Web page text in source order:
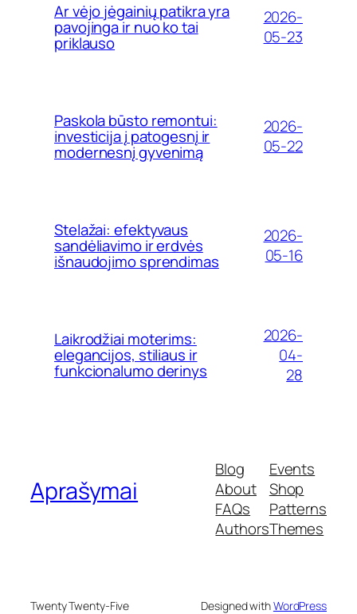
Ar vėjo jėgainių patikra yra
pavojinga ir nuo ko tai
priklauso
2026-
05-23
Paskola būsto remontui:
investicija į patogesnį ir
modernesnį gyvenimą
2026-
05-22
Stelažai: efektyvaus
sandėliavimo ir erdvės
išnaudojimo sprendimas
2026-
05-16
Laikrodžiai moterims:
elegancijos, stiliaus ir
funkcionalumo derinys
2026-
04-
28
Aprašymai
Blog
About
FAQs
Authors
Events
Shop
Patterns
Themes
Twenty Twenty-Five Designed withWordPress